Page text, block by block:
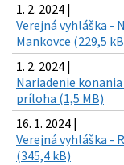
1. 2. 2024 |
Verejná vyhláška -
Mankovce (229,5
1. 2. 2024 |
Nariadenie konania
príloha (1,5 MB)
16. 1. 2024 |
Verejná vyhláška -
(345,4 kB)